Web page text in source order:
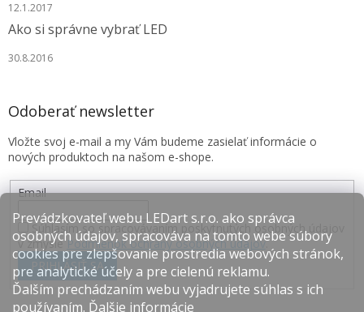
Prevádzkovateľ webu LEDart s.r.o. ako správca
osobných údajov, spracováva na tomto webe súbory
cookies pre zlepšovanie prostredia webových stránok,
pre analytické účely a pre cielenú reklamu.
Ďalším prechádzaním webu vyjadrujete súhlas s ich
používaním. Ďalšie informácie
12.1.2017
Ako si správne vybrať LED
30.8.2016
Odoberať newsletter
Vložte svoj e-mail a my Vám budeme zasielať informácie o
nových produktoch na našom e-shope.
Email
Súhlasím so spracovávaním poskytnutých osobných údajov
v zmysle Podmienok ochrany osobných údajov.
PRIHLÁSIŤ SA